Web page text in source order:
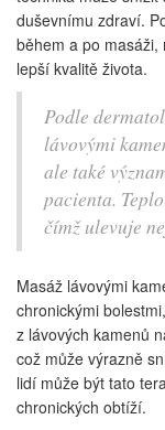
duševnímu zdraví.
během a po
lepší kvalitě života.
Podle
lávovými
ale také
pacienta.
čímž ulevuje
Masáž lávovými
chronickými
z lávových kamenů
což může výrazně
lidí může být tato
chronických obtíží.